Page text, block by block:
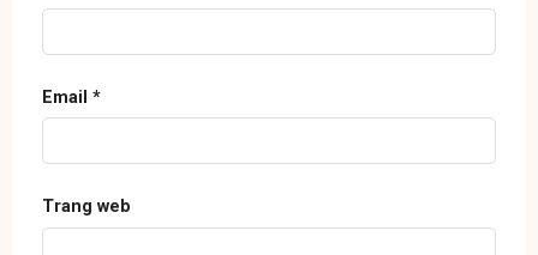
Email *
Trang web